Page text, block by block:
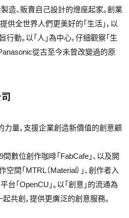
造、販賣自己設計的燈座起家。創業
供全世界人們更美好的「生活」，以
動。以「人」為中心，仔細觀察「生
從古至今未曾改變過的原
量，支援企業創造新價值的創意顧
數位創作咖啡「FabCafe」、以及開
間「MTRL（Material）」、創作者入
台「OpenCU」。以「創意」的流通為
共創，提供更廣泛的創意服務。